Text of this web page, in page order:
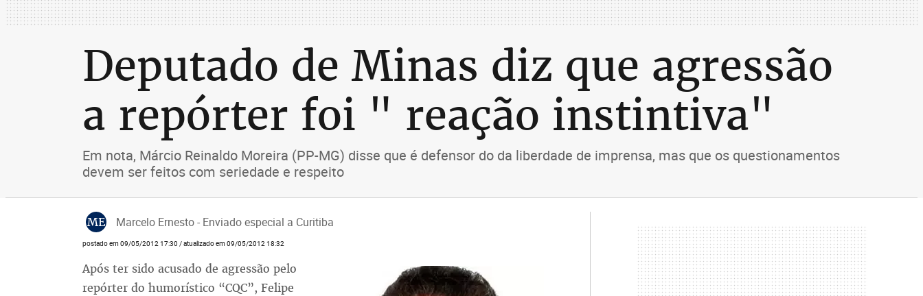
Deputado de Minas diz que agressão
a repórter foi " reação instintiva"
Em nota, Márcio Reinaldo Moreira (PP-MG) disse que é defensor do da liberdade de imprensa, mas que os questionamentos
devem ser feitos com seriedade e respeito
ME Marcelo Ernesto - Enviado especial a Curitiba
postado em 09/05/2012 17:30 / atualizado em 09/05/2012 18:32
Após ter sido acusado de agressão pelo
repórter do humorístico “CQC”, Felipe